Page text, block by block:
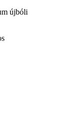
újbóli